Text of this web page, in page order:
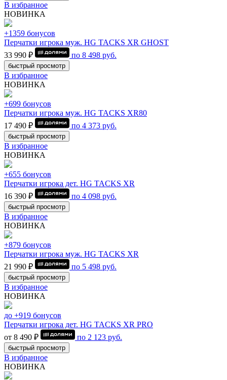
В избранное
НОВИНКА
+1359 бонусов
Перчатки игрока муж. HG TACKS XR GHOST
33 990 ₽
по 8 498 руб.
быстрый просмотр
В избранное
НОВИНКА
+699 бонусов
Перчатки игрока муж. HG TACKS XR80
17 490 ₽
по 4 373 руб.
быстрый просмотр
В избранное
НОВИНКА
+655 бонусов
Перчатки игрока дет. HG TACKS XR
16 390 ₽
по 4 098 руб.
быстрый просмотр
В избранное
НОВИНКА
+879 бонусов
Перчатки игрока муж. HG TACKS XR
21 990 ₽
по 5 498 руб.
быстрый просмотр
В избранное
НОВИНКА
до +919 бонусов
Перчатки игрока дет. HG TACKS XR PRO
от 8 490 ₽
по 2 123 руб.
быстрый просмотр
В избранное
НОВИНКА